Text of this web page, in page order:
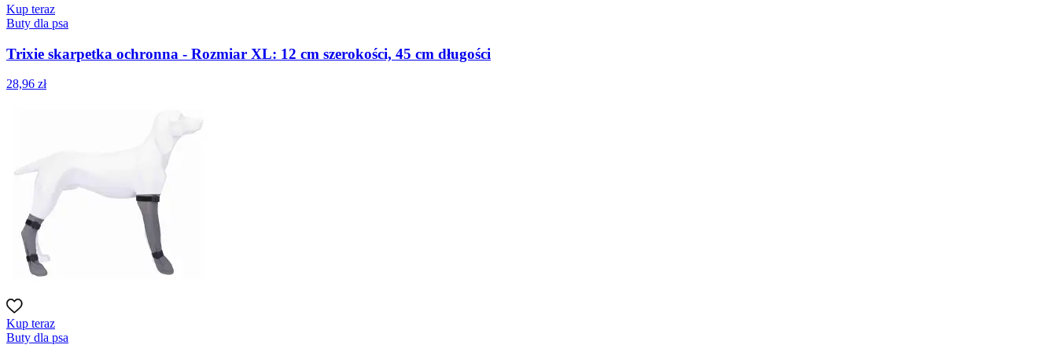
Kup teraz
Buty dla psa
Trixie skarpetka ochronna - Rozmiar XL: 12 cm szerokości, 45 cm długości
28,96 zł
Kup teraz
Buty dla psa